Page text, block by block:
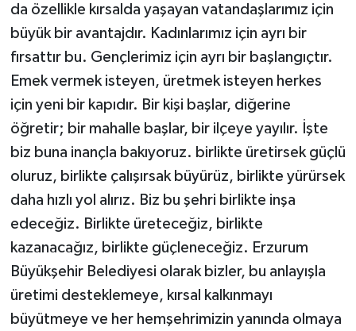
da özellikle kırsalda yaşayan vatandaşlarımız için
büyük bir avantajdır. Kadınlarımız için ayrı bir
fırsattır bu. Gençlerimiz için ayrı bir başlangıçtır.
Emek vermek isteyen, üretmek isteyen herkes
için yeni bir kapıdır. Bir kişi başlar, diğerine
öğretir; bir mahalle başlar, bir ilçeye yayılır. İşte
biz buna inançla bakıyoruz. birlikte üretirsek güçlü
oluruz, birlikte çalışırsak büyürüz, birlikte yürürsek
daha hızlı yol alırız. Biz bu şehri birlikte inşa
edeceğiz. Birlikte üreteceğiz, birlikte
kazanacağız, birlikte güçleneceğiz. Erzurum
Büyükşehir Belediyesi olarak bizler, bu anlayışla
üretimi desteklemeye, kırsal kalkınmayı
büyütmeye ve her hemşehrimizin yanında olmaya